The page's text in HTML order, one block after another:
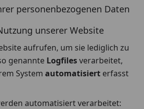
personenbezogenen Daten
unserer Website
aufrufen, um sie lediglich zu
genannte Logfilesverarbeitet,
System automatisiert erfasst
automatisiert verarbeitet: